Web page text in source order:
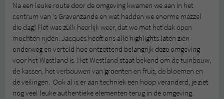
Na een leuke route door de omgeving kwamen we aan in het
centrum van ‘s Gravenzande en wat hadden we enorme mazzel
die dag! Het was zulk heerlijk weer, dat we met het dak open
mochten rijden. Jacques heeft ons alle highlights laten zien
onderweg en verteld hoe ontzettend belangrijk deze omgeving
voor het Westland is. Het Westland staat bekend om de tuinbouw,
de kassen, het verbouwen van groenten en fruit, de bloemen en
de veilingen. Ook al is er aan techniek een hoop veranderd, je ziet
nog veel leuke authentieke elementen terug in de omgeving.